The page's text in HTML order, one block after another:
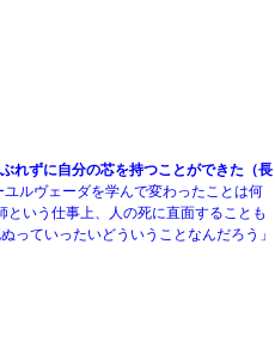
ぶれずに自分の芯を持つことができた（長
ルヴェーダを学んで変わったことは何
いう仕事上、人の死に直面することも
っていったいどういうことなんだろう」